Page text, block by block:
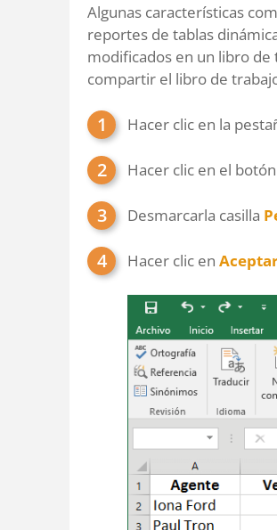
Algunas características
reportes de tablas
modificados en un libro de
compartir el libro de
Hacer clic en la
Hacer clic en el botón
Desmarcarla casilla
Hacer clic en